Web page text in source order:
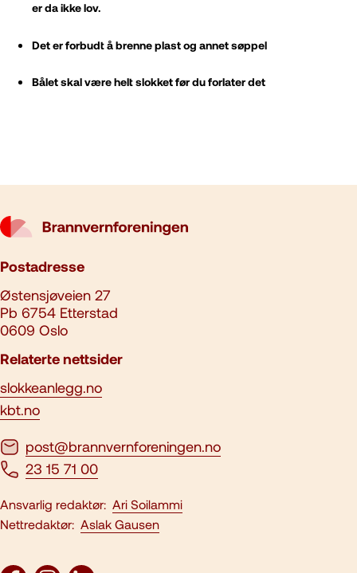
er da ikke lov.
Det er forbudt å brenne plast og annet søppel
Bålet skal være helt slokket før du forlater det
Postadresse
Østensjøveien 27
Pb 6754 Etterstad
0609 Oslo
Relaterte nettsider
slokkeanlegg.no
kbt.no
post@brannvernforeningen.no
23 15 71 00
Ansvarlig redaktør: Ari Soilammi
Nettredaktør: Aslak Gausen